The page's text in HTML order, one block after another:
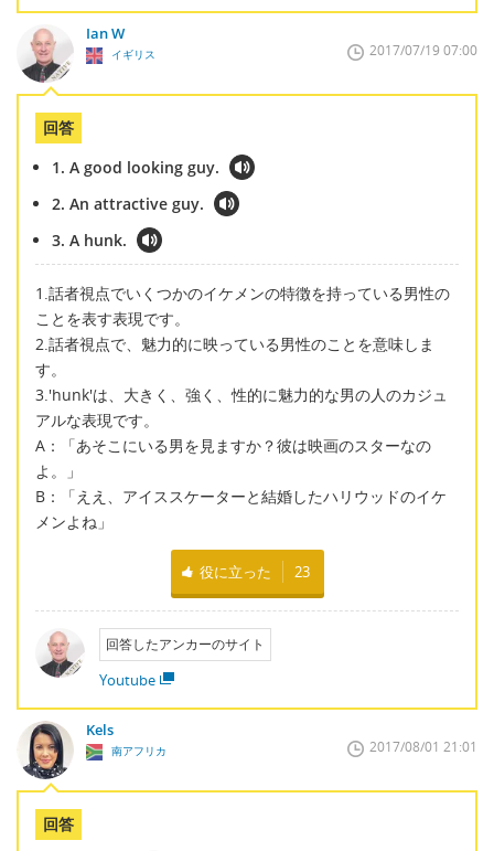
Ian W
イギリス 2017/07/19 07:00
回答
1. A good looking guy.
2. An attractive guy.
3. A hunk.
1.話者視点でいくつかのイケメンの特徴を持っている男性の
ことを表す表現です。
2.話者視点で、魅力的に映っている男性のことを意味しま
す。
3.'hunk'は、大きく、強く、性的に魅力的な男の人のカジュ
アルな表現です。
A：「あそこにいる男を見ますか？彼は映画のスターなの
よ。」
B：「ええ、アイススケーターと結婚したハリウッドのイケ
メンよね」
役に立った 23
回答したアンカーのサイト
Youtube
Kels
南アフリカ 2017/08/01 21:01
回答